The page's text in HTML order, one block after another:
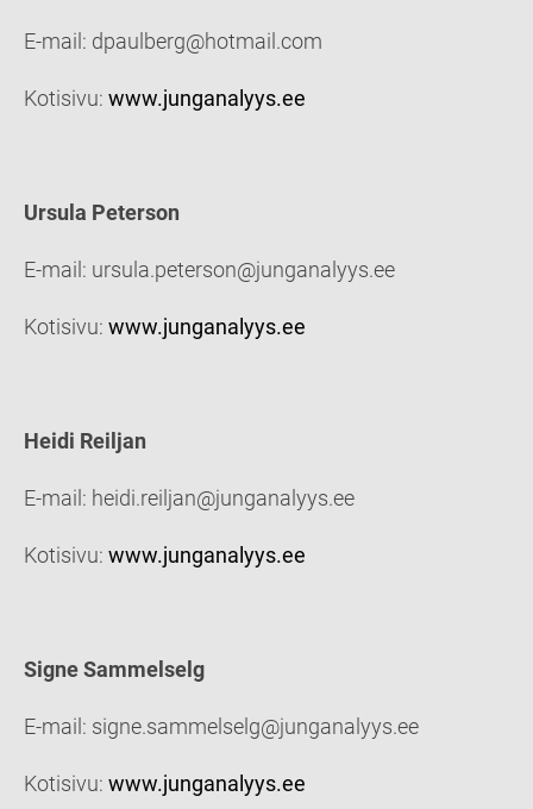
E-mail: dpaulberg@hotmail.com
Kotisivu: www.junganalyys.ee
Ursula Peterson
E-mail: ursula.peterson@junganalyys.ee
Kotisivu: www.junganalyys.ee
Heidi Reiljan
E-mail: heidi.reiljan@junganalyys.ee
Kotisivu: www.junganalyys.ee
Signe Sammelselg
E-mail: signe.sammelselg@junganalyys.ee
Kotisivu: www.junganalyys.ee